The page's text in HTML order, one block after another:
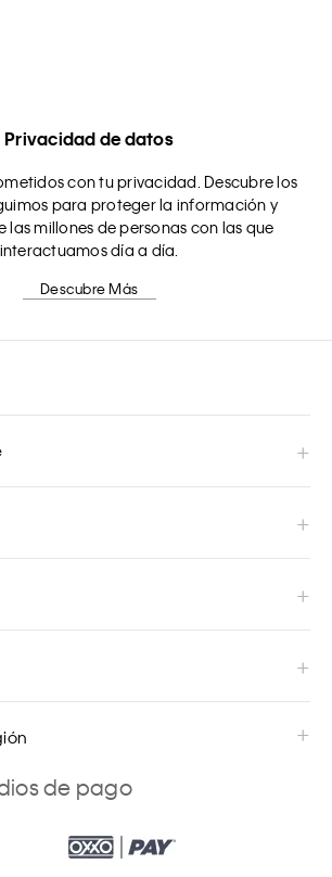
Privacidad de datos
con tu privacidad. Descubre los
para proteger la información y
las millones de personas con las que
interactuamos día a día.
Descubre Más
de pago